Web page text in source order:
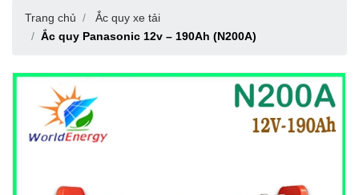
Trang chủ
Ắc quy xe tải
Ắc quy Panasonic 12v – 190Ah (N200A)